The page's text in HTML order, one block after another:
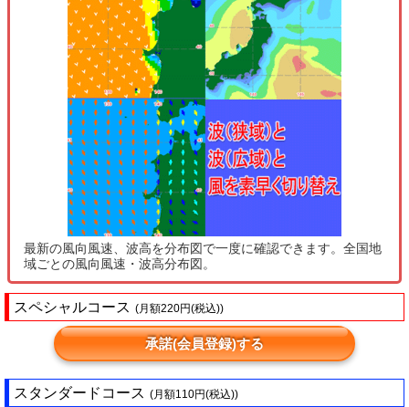
最新の風向風速、波高を分布図で一度に確認できます。全国地
域ごとの風向風速・波高分布図。
スペシャルコース (月額220円(税込))
承諾(会員登録)する
スタンダードコース (月額110円(税込))